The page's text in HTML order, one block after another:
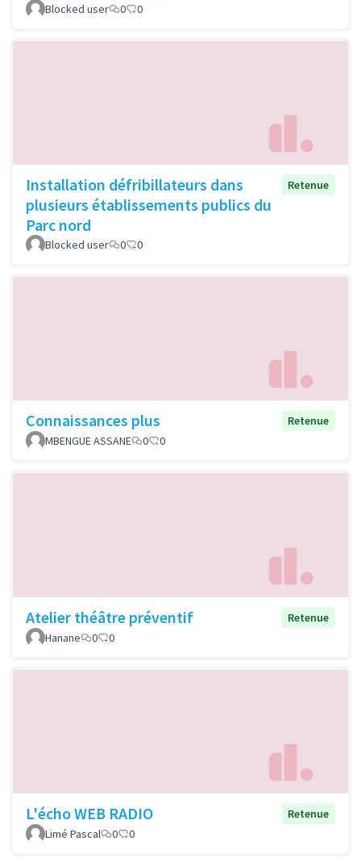
Blocked user 0 0
Installation défribillateurs dans
plusieurs établissements publics du
Parc nord
Retenue
Blocked user 0 0
Connaissances plus
Retenue
MBENGUE ASSANE
0 0
Atelier théâtre préventif
Retenue
Hanane
0 0
L'écho WEB RADIO
Retenue
Limé Pascal
0 0